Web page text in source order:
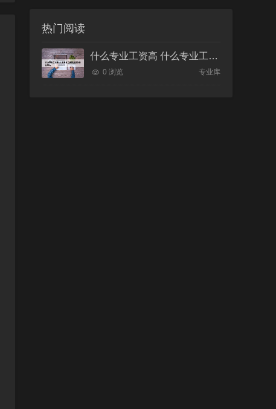
热门阅读
什么专业工资高 什么专业工资高且适合物化生女
0 浏览 专业库